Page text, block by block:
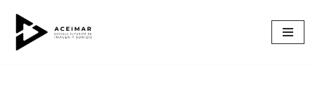
Saltar
al